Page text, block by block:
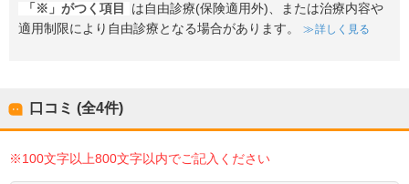
「※」がつく項目
は自由診療(保険適用外)、または治療内容や
適用制限により自由診療となる場合があります。
詳しく見る
口コミ (全4件)
※100文字以上800文字以内でご記入ください